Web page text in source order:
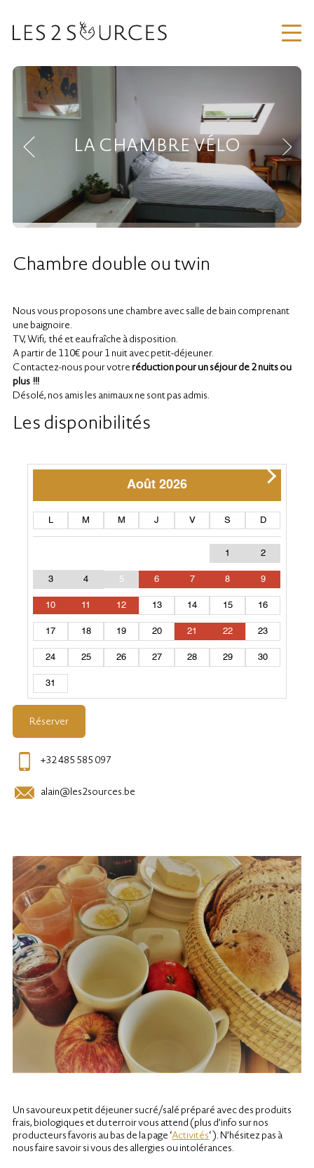
LA CHAMBRE VÉLO
Chambre double ou twin
Nous vous proposons une chambre avec salle de bain comprenant
une baignoire.
TV, Wifi, thé et eau fraîche à disposition.
A partir de 110€ pour 1 nuit avec petit-déjeuner.
Contactez-nous pour votre réductionpour un séjour de2 nuits ou
plus !!!
Désolé, nos amis les animaux ne sont pas admis.
Les disponibilités
Août 2026
L M M J V S D
1 2
3 4 5 6 7 8 9
10 11 12 13 14 15 16
17 18 19 20 21 22 23
24 25 26 27 28 29 30
31
Réserver
+32 485 585 097
alain@les2sources.be
Un savoureux petit déjeuner sucré/salé préparé avec des produits
frais, biologiques et du terroir vous attend (plus d’info sur nos
producteurs favoris au bas de la page ‘Activités‘ ). N’hésitez pas à
nous faire savoir si vous des allergies ou intolérances.